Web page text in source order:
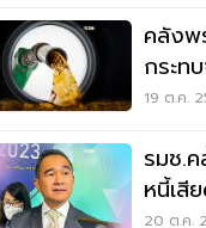
คลังพ
กระท
19 ต.ค.
รมช.
หนี้เสี
20 ต.ค.